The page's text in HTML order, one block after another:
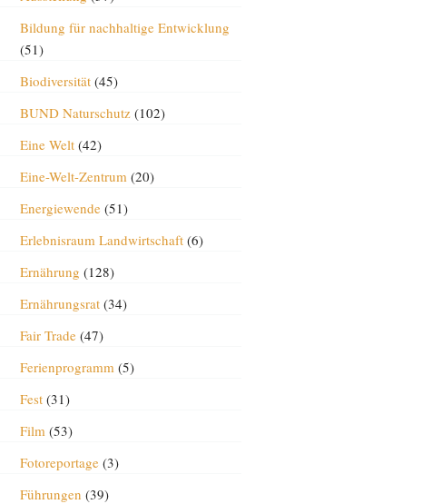
Bildung für nachhaltige Entwicklung
(51)
Biodiversität(45)
BUND Naturschutz(102)
Eine Welt(42)
Eine-Welt-Zentrum(20)
Energiewende(51)
Erlebnisraum Landwirtschaft(6)
Ernährung (128)
Ernährungsrat(34)
Fair Trade(47)
Ferienprogramm(5)
Fest(31)
Film(53)
Fotoreportage(3)
Führungen (39)